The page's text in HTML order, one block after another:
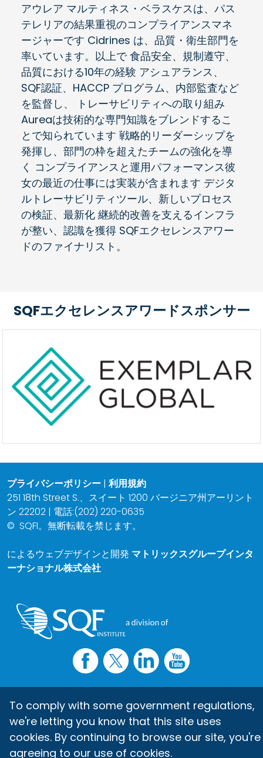
アウレア マルティネス・ベラスケスは、パス
テレリアの結果重視のコンプライアンスマネ
ージャーです Cidrines は、品質・衛生部門を
率いています。以上で 食品安全、規制遵守、
品質における10年の経験 アシュアランス、
SQF認証、HACCP プログラム、内部監査など
を監督し、 トレーサビリティへの取り組み
Aureaは技術的な専門知識をブレンドするこ
とで知られています 戦略的リーダーシップを
発揮し、部門の枠を超えたチームの強化を導
く コンプライアンスと運用パフォーマンス彼
女の最近の仕事には実装が含まれます デジタ
ルトレーサビリティツール、新しいプロセス
の検証、最新化 継続的改善を支えるインフラ
が整い、認識を獲得 SQFエクセレンスアワー
ドのファイナリスト。
SQFエクセレンスアワードスポンサー
プライバシーポリシー | 利用規約
251 18th Street S.、スイート 1200 バージニア州アーリント
ン 22202 | 電話:(202) 220-0635
© SQFI。無断転載を禁じます。
によるウェブデザインと開発 マトリックスグループインタ
ーナショナル株式会社
To comply with some government regulations,
we're letting you know that this site uses
cookies. By continuing to browse our site, you're
agreeing to our use of cookies.